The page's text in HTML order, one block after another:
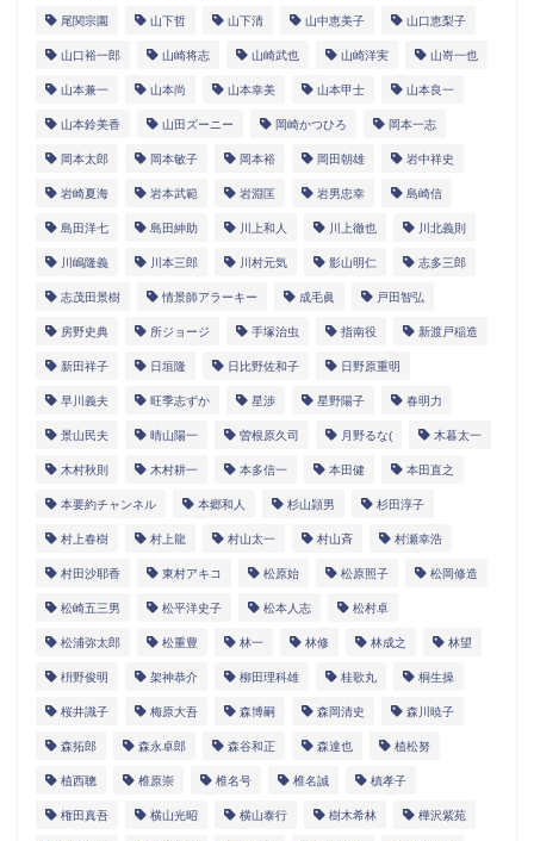
尾関宗園 山下哲 山下清 山中恵美子 山口恵梨子
山口裕一郎 山崎将志 山崎武也 山崎洋実 山嵜一也
山本兼一 山本尚 山本幸美 山本甲士 山本良一
山本鈴美香 山田ズーニー 岡崎かつひろ 岡本一志
岡本太郎 岡本敏子 岡本裕 岡田朝雄 岩中祥史
岩崎夏海 岩本武範 岩淵匡 岩男忠幸 島崎信
島田洋七 島田紳助 川上和人 川上徹也 川北義則
川嶋隆義 川本三郎 川村元気 影山明仁 志多三郎
志茂田景樹 情景師アラーキー 成毛眞 戸田智弘
房野史典 所ジョージ 手塚治虫 指南役 新渡戸稲造
新田祥子 日垣隆 日比野佐和子 日野原重明
早川義夫 旺季志ずか 星渉 星野陽子 春明力
景山民夫 晴山陽一 曽根原久司 月野るな( 木暮太一
木村秋則 木村耕一 本多信一 本田健 本田直之
本要約チャンネル 本郷和人 杉山頴男 杉田淳子
村上春樹 村上龍 村山太一 村山斉 村瀬幸浩
村田沙耶香 東村アキコ 松原始 松原照子 松岡修造
松崎五三男 松平洋史子 松本人志 松村卓
松浦弥太郎 松重豊 林一 林修 林成之 林望
枡野俊明 架神恭介 柳田理科雄 桂歌丸 桐生操
桜井識子 梅原大吾 森博嗣 森岡清史 森川暁子
森拓郎 森永卓郎 森谷和正 森達也 植松努
植西聰 椎原崇 椎名号 椎名誠 槙孝子
権田真吾 横山光昭 横山泰行 樹木希林 樺沢紫苑